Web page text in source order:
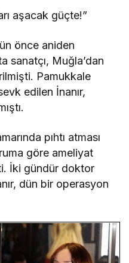
aşacak güçte!”
önce aniden
sanatçı, Muğla’dan
Pamukkale
edilen İnanır,
pıhtı atması
göre ameliyat
İki gündür doktor
dün bir operasyon